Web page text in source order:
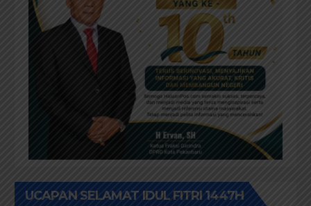
UCAPAN SELAMAT IDUL FITRI 1447H